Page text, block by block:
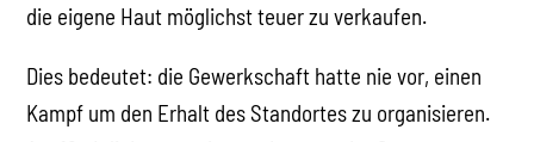
die eigene Haut möglichst teuer zu verkaufen.
Dies bedeutet: die Gewerkschaft hatte nie vor, einen
Kampf um den Erhalt des Standortes zu organisieren.